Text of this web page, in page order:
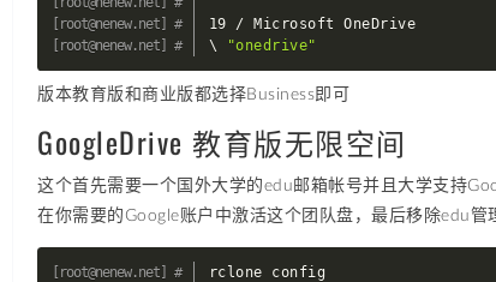
19 / Microsoft OneDrive
\
"onedrive"
版本教育版和商业版都选择Business即可
GoogleDrive 教育版无限空间
这个首先需要一个国外大学的edu邮箱帐号并且大学支持
在你需要的Google账户中激活这个团队盘，最后移除edu管
rclone config